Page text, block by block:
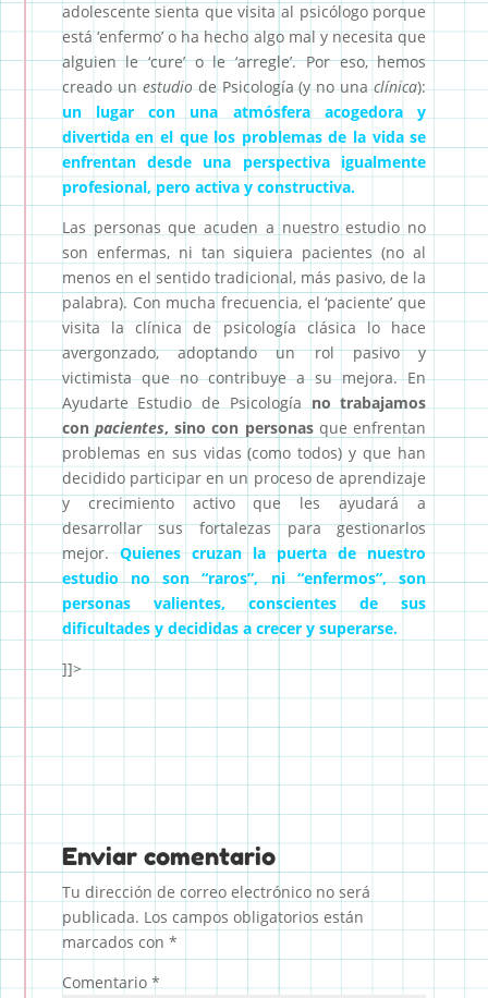
adolescente sienta que visita al psicólogo porque
está ‘enfermo’ o ha hecho algo mal y necesita que
alguien le ‘cure’ o le ‘arregle’.Por eso, hemos
creado unestudiode Psicología (y no unaclínica):
un lugar con una atmósfera acogedora y
divertida en el que los problemas de la vida se
enfrentan desde una perspectiva igualmente
profesional, pero activa y constructiva.
Las personas que acuden a nuestro estudio no
son enfermas, ni tan siquiera pacientes (no al
menos en el sentido tradicional, más pasivo, de la
palabra). Con mucha frecuencia, el ‘paciente’ que
visita la clínica de psicología clásica lo hace
avergonzado, adoptando un rol pasivo y
victimista que no contribuye a su mejora. En
Ayudarte Estudio de Psicologíano trabajamos
conpacientes, sino con personasque enfrentan
problemas en sus vidas (como todos) y que han
decidido participar en un proceso de aprendizaje
y crecimiento activo que les ayudará a
desarrollar sus fortalezas para gestionarlos
mejor.Quienes cruzan la puerta de nuestro
estudio no son “raros”, ni “enfermos”, son
personas valientes, conscientes de sus
dificultades y decididas a crecer y superarse.
]]>
Enviar comentario
Tu dirección de correo electrónico no será
publicada. Los campos obligatorios están
marcados con *
Comentario *